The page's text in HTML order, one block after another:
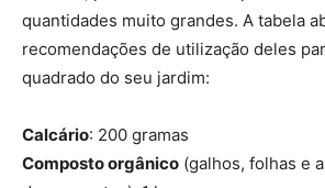
quantidades muito grandes. A tabela
recomendações de utilização deles
quadrado do seu jardim:
Calcário: 200 gramas
Composto orgânico (galhos, folhas e